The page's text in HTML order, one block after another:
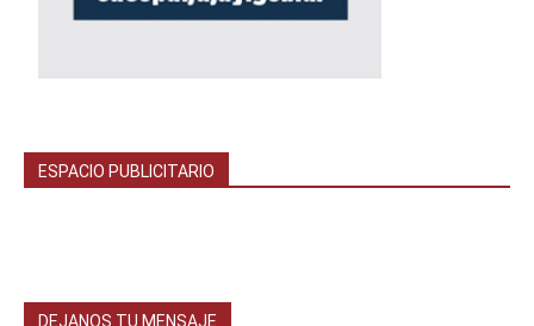
ESPACIO PUBLICITARIO
DEJANOS TU MENSAJE